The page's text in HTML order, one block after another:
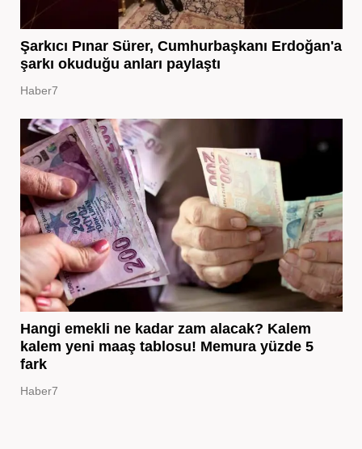
Şarkıcı Pınar Sürer, Cumhurbaşkanı Erdoğan'a
şarkı okuduğu anları paylaştı
Haber7
Hangi emekli ne kadar zam alacak? Kalem
kalem yeni maaş tablosu! Memura yüzde 5
fark
Haber7